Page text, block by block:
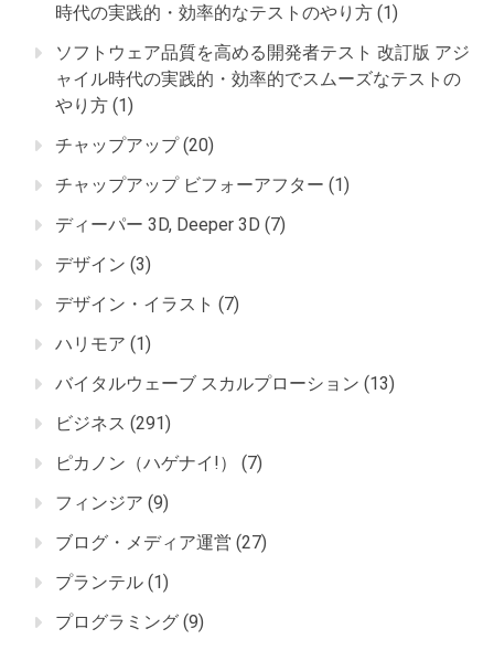
時代の実践的・効率的なテストのやり方 (1)
ソフトウェア品質を高める開発者テスト 改訂版 アジ
ャイル時代の実践的・効率的でスムーズなテストの
やり方 (1)
チャップアップ(20)
チャップアップ ビフォーアフター (1)
ディーパー 3D, Deeper 3D (7)
デザイン (3)
デザイン・イラスト (7)
ハリモア (1)
バイタルウェーブ スカルプローション (13)
ビジネス (291)
ピカノン（ハゲナイ!）
(7)
フィンジア (9)
ブログ・メディア運営 (27)
プランテル (1)
プログラミング (9)